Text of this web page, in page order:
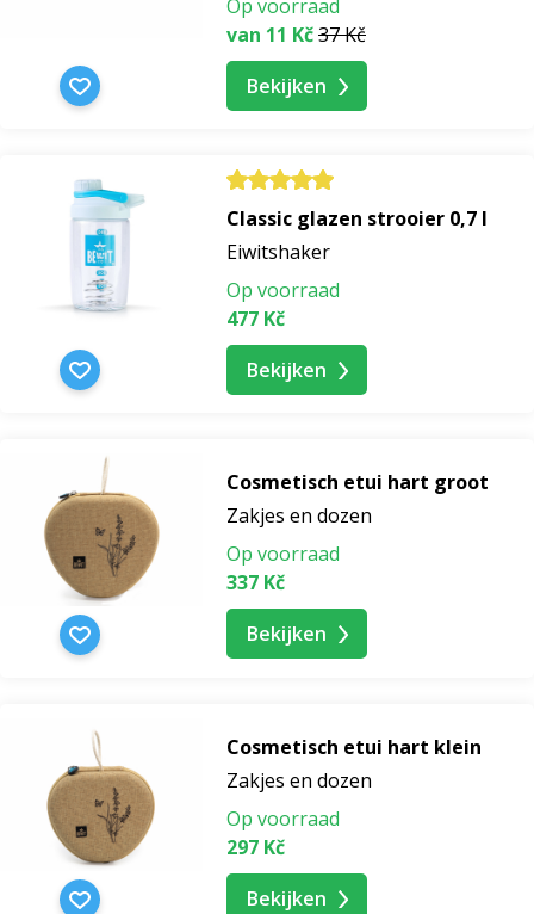
Op voorraad
van 11 Kč37 Kč
Bekijken
Classic glazen strooier 0,7 l
Eiwitshaker
Op voorraad
477 Kč
Bekijken
Cosmetisch etui hart groot
Zakjes en dozen
Op voorraad
337 Kč
Bekijken
Cosmetisch etui hart klein
Zakjes en dozen
Op voorraad
297 Kč
Bekijken